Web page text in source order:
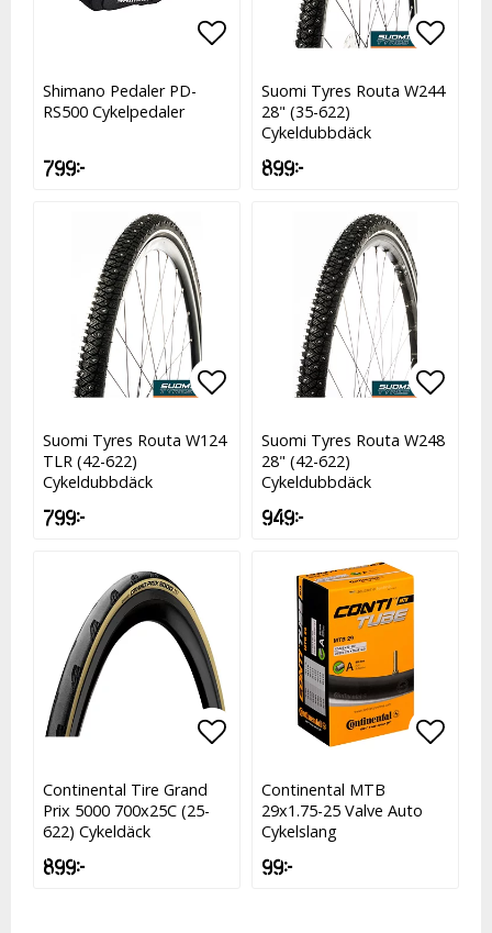
Lägg till i favoritlistan
Lägg till i favoritlistan
Shimano Pedaler PD-
RS500 Cykelpedaler
799 kr
Lägg
Suomi Tyres Routa W244
28" (35-622)
Cykeldubbdäck
899 kr
Lägg till i favoritlistan
Suomi Tyres Routa W124
TLR (42-622)
Cykeldubbdäck
799 kr
Lägg
Suomi Tyres Routa W248
28" (42-622)
Cykeldubbdäck
949 kr
Lägg till i favoritlistan
Lägg till i favoritlistan
Continental Tire Grand
Prix 5000 700x25C (25-
622) Cykeldäck
899 kr
Continental MTB
29x1.75-25 Valve Auto
Cykelslang
99 kr